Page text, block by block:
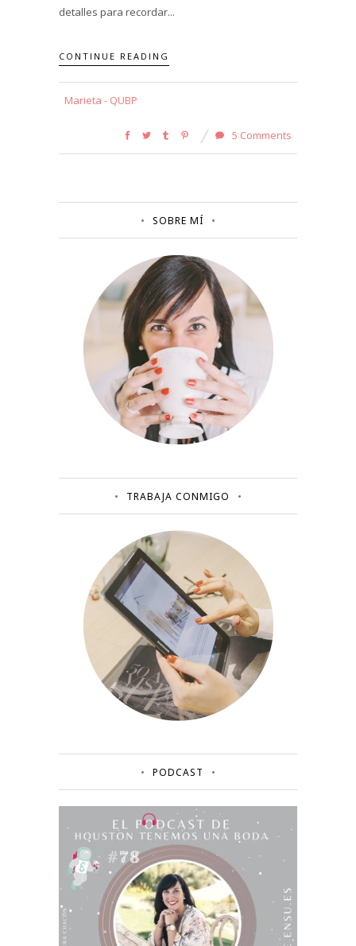
detalles para recordar...
CONTINUE READING
Marieta - QUBP
5 Comments
SOBRE MÍ
TRABAJA CONMIGO
PODCAST